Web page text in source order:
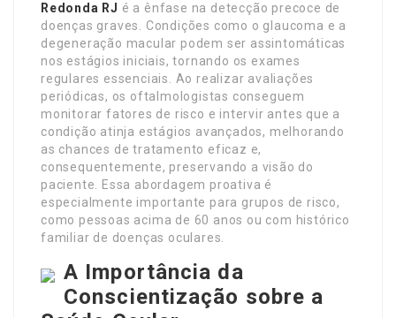
Redonda RJ é a ênfase na detecção precoce de
doenças graves. Condições como o glaucoma e a
degeneração macular podem ser assintomáticas
nos estágios iniciais, tornando os exames
regulares essenciais. Ao realizar avaliações
periódicas, os oftalmologistas conseguem
monitorar fatores de risco e intervir antes que a
condição atinja estágios avançados, melhorando
as chances de tratamento eficaz e,
consequentemente, preservando a visão do
paciente. Essa abordagem proativa é
especialmente importante para grupos de risco,
como pessoas acima de 60 anos ou com histórico
familiar de doenças oculares.
A Importância da
Conscientização sobre a